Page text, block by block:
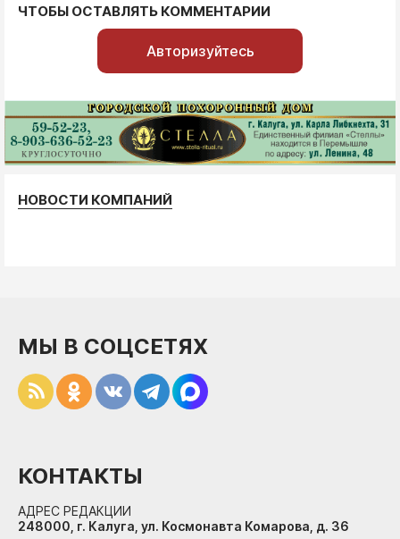
ЧТОБЫ ОСТАВЛЯТЬ КОММЕНТАРИИ
Авторизуйтесь
НОВОСТИ КОМПАНИЙ
МЫ В СОЦСЕТЯХ
КОНТАКТЫ
АДРЕС РЕДАКЦИИ
248000, г. Калуга, ул. Космонавта Комарова, д. 36